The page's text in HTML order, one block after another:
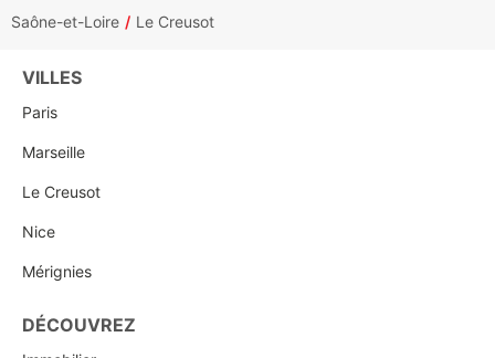
Saône-et-Loire
Le Creusot
VILLES
Paris
Marseille
Le Creusot
Nice
Mérignies
DÉCOUVREZ